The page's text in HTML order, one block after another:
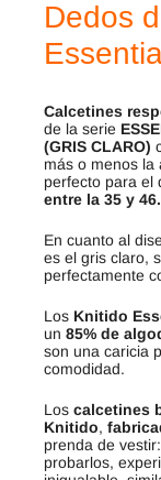
Dedos
Calcetines
de la serie
(GRIS CLARO)
más o menos la
perfecto para el
entre la 35 y 46.
En cuanto al
es el gris claro,
perfectamente
Los Knitido
un 85% de
son una caricia
comodidad.
Los calcetines
Knitido,
prenda de
probarlos,